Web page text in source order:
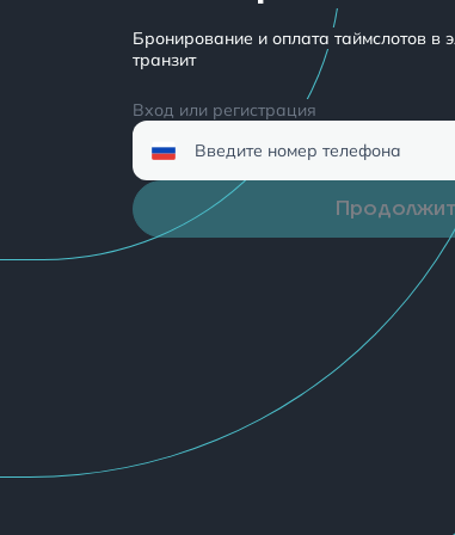
Бронирование и оплата таймслотов в
транзит
Вход или регистрация
Введите номер телефона